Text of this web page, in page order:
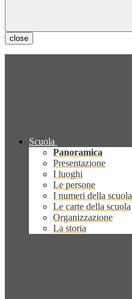
close
Scuola
Panoramica
Presentazione
I luoghi
Le persone
I numeri della scuola
Le carte della scuola
Organizzazione
La storia